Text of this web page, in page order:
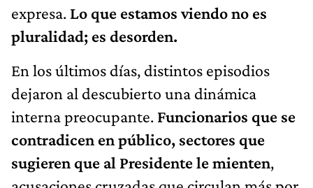
expresa. Lo que estamos viendo no es
pluralidad; es desorden.
En los últimos días, distintos episodios
dejaron al descubierto una dinámica
interna preocupante. Funcionarios que se
contradicen en público, sectores que
sugieren que al Presidente le mienten,